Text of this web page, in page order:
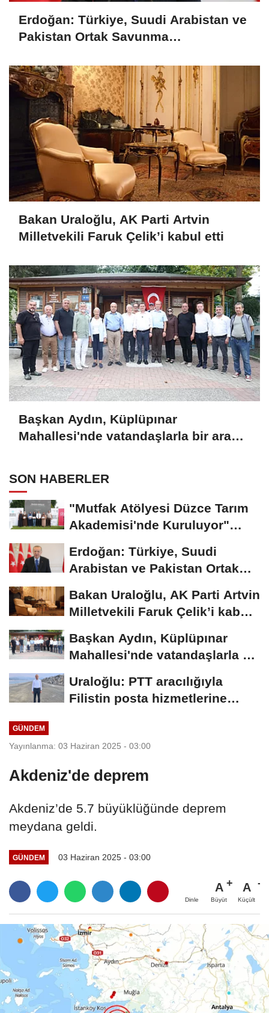
Erdoğan: Türkiye, Suudi Arabistan ve
Pakistan Ortak Savunma
Bakan Uraloğlu, AK Parti Artvin
Milletvekili Faruk Çelik’i kabul etti
Başkan Aydın, Küplüpınar
Mahallesi'nde vatandaşlarla bir araya
SON HABERLER
"Mutfak Atölyesi Düzce Tarım
Akademisi'nde Kuruluyor"
Erdoğan: Türkiye, Suudi
Arabistan ve Pakistan Ortak
Bakan Uraloğlu, AK Parti Artvin
Milletvekili Faruk Çelik’i kabul
Başkan Aydın, Küplüpınar
Mahallesi'nde vatandaşlarla bir
Uraloğlu: PTT aracılığıyla
Filistin posta hizmetlerine
GÜNDEM
Yayınlanma: 03 Haziran 2025 - 03:00
Akdeniz'de deprem
Akdeniz’de 5.7 büyüklüğünde deprem
meydana geldi.
GÜNDEM 03 Haziran 2025 - 03:00
Dinle
A
Büyüt
A
Küçült